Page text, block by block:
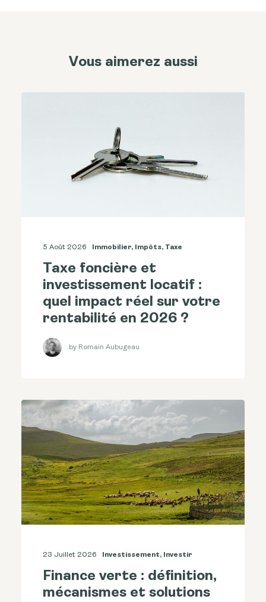
Vous aimerez aussi
5 Août 2026 Immobilier, Impôts, Taxe
Taxe foncière et
investissement locatif :
quel impact réel sur votre
rentabilité en 2026 ?
by Romain Aubugeau
23 Juillet 2026 Investissement, Investir
Finance verte : définition,
mécanismes et solutions